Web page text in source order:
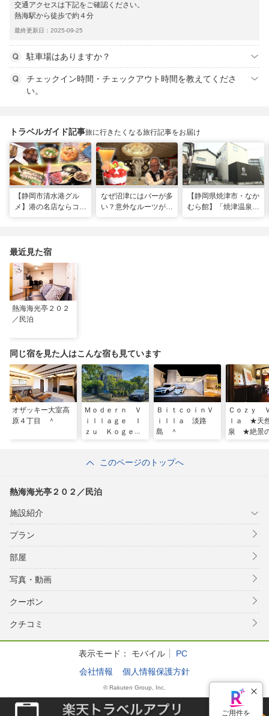
交通アクセスは下記をご確認ください。
熱海駅から徒歩で約４分
最終更新日：2025-09-25
駐車場はありますか？
チェックイン時間・チェックアウト時間を教えてくださ
い。
トラベルガイド記事旅に行きたくなる旅行記事をお届け
【静岡市清水港グル
メ】港の名店ならコ
なぜ沼津にはバーが多
い？意外なルーツがわ
【静岡県焼津市・なか
むら館】「焼津温泉」
最近見た宿
熱海海光亭２０２
／民泊
同じ宿を見た人はこんな宿も見ています
オザッキー大室高
原４丁目 ＾
Ｍｏｄｅｒｎ Ｖ
ｉｌｌａｇｅ Ｉ
ｚｕ Ｋｏｇｅｎ
ＢｉｔｃｏｉｎＶ
ｉｌｌａ 淡路
島 ＾
Ｃｏｚｙ
ｌａ ★天
泉 ★絶景
このページのトップへ
熱海海光亭２０２／民泊
施設紹介
プラン
部屋
写真・動画
クーポン
クチコミ
表示モード： モバイル
PC
会社情報
個人情報保護方針
© Rakuten Group, Inc.
ご用件を